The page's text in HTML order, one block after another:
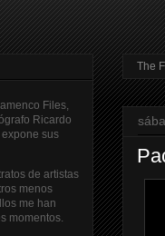
The
Files,
Ricardo
sus
de artistas
menos
me han
momentos.